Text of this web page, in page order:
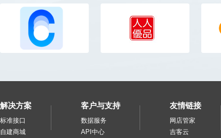
解决方案
标准接口
自建商城
客户与支持
数据服务
API中心
友情链接
网店管家
吉客云